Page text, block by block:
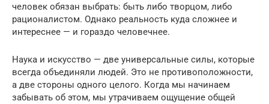
человек обязан выбрать: быть либо творцом, либо
рационалистом. Однако реальность куда сложнее и
интереснее — и гораздо человечнее.
Наука и искусство — две универсальные силы, которые
всегда объединяли людей. Это не противоположности,
а две стороны одного целого. Когда мы начинаем
забывать об этом, мы утрачиваем ощущение общей